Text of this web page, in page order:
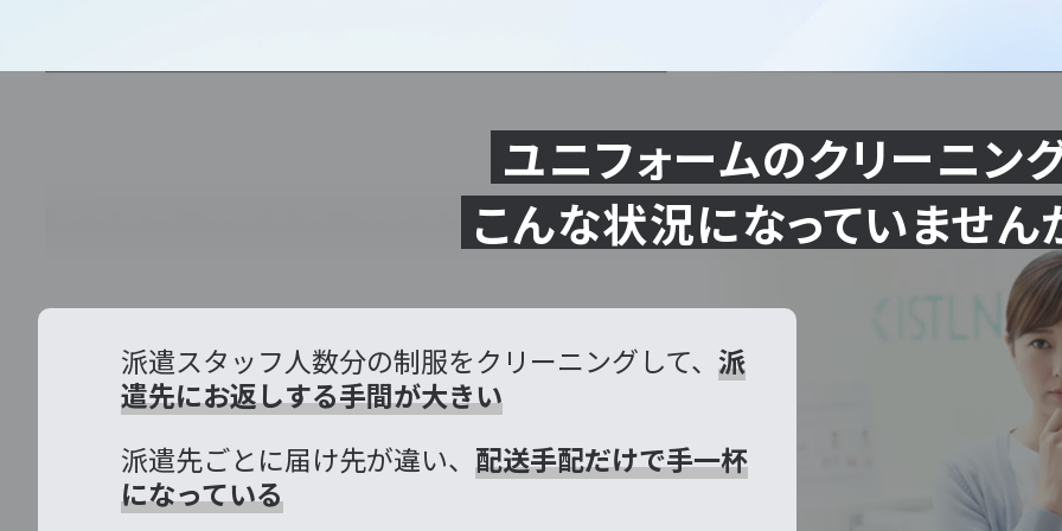
ユニフォームのクリーニング
こんな状況になっていません
派遣スタッフ人数分の制服をクリーニングして、 派
遣先にお返しする手間が大きい
派遣先ごとに届け先が違い、 配送手配だけで手一杯
になっている